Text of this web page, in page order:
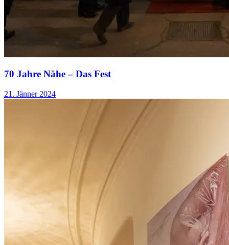
70 Jahre Nähe – Das Fest
21. Jänner 2024